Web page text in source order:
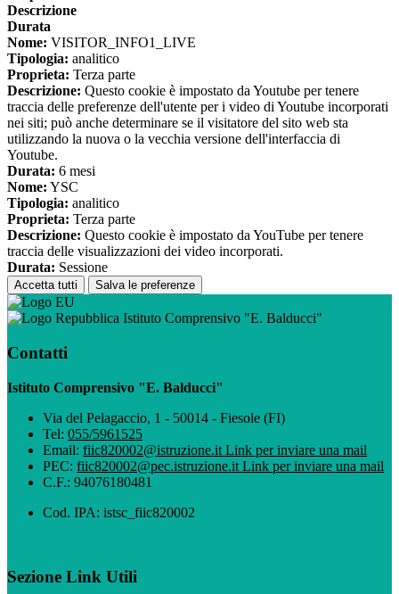
Descrizione
Durata
Nome: VISITOR_INFO1_LIVE
Tipologia: analitico
Proprieta: Terza parte
Descrizione: Questo cookie è impostato da Youtube per tenere
traccia delle preferenze dell'utente per i video di Youtube incorporati
nei siti; può anche determinare se il visitatore del sito web sta
utilizzando la nuova o la vecchia versione dell'interfaccia di
Youtube.
Durata: 6 mesi
Nome: YSC
Tipologia: analitico
Proprieta: Terza parte
Descrizione: Questo cookie è impostato da YouTube per tenere
traccia delle visualizzazioni dei video incorporati.
Durata: Sessione
Accetta tutti Salva le preferenze
Istituto Comprensivo "E. Balducci"
Contatti
Istituto Comprensivo "E. Balducci"
Via del Pelagaccio, 1 - 50014 - Fiesole (FI)
Tel: 055/5961525
Email: fiic820002@istruzione.it Link per inviare una mail
PEC: fiic820002@pec.istruzione.it Link per inviare una mail
C.F.: 94076180481
Cod. IPA: istsc_fiic820002
Sezione Link Utili